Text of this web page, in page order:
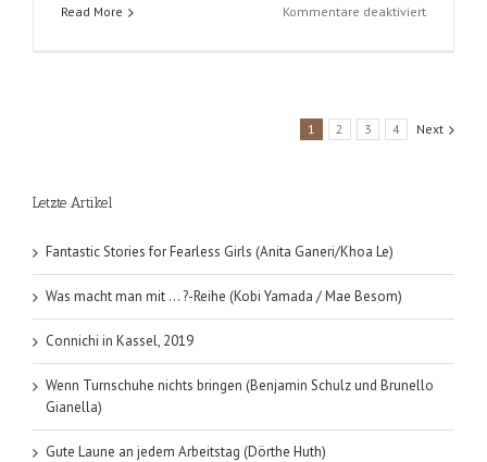
Read More Kommentare deaktiviertfür
(Anna
1 2 3 4 Next
Letzte Artikel
Fantastic Stories for Fearless Girls (Anita Ganeri/Khoa Le)
Was macht man mit … ?-Reihe (Kobi Yamada / Mae Besom)
Connichi in Kassel, 2019
Wenn Turnschuhe nichts bringen (Benjamin Schulz und Brunello
Gianella)
Gute Laune an jedem Arbeitstag (Dörthe Huth)